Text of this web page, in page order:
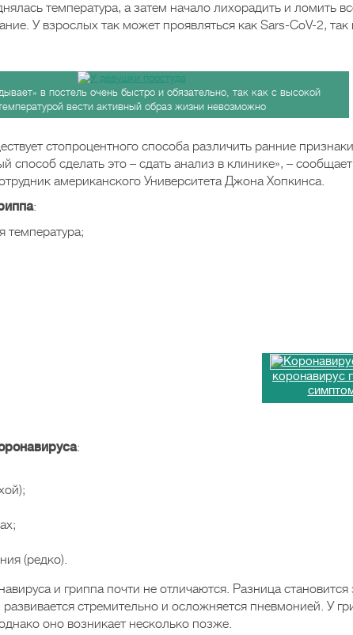
температура, а затем начало лихорадить и ломить
У взрослых так может проявляться как Sars-CoV-2,
в постель очень быстро и обязательно, так как с высокой
вести активный образ жизни невозможно
стопроцентного способа различить ранние
способ сделать это – сдать анализ в клинике», –
американского Университета Джона Хопкинса.
:
температура;
коронавирус
:
(редко).
и гриппа почти не отличаются. Разница становится
стремительно и осложняется пневмонией. У
оно возникает несколько позже.